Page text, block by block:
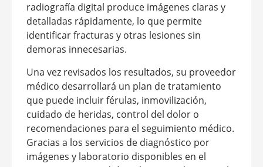
radiografía digital produce imágenes claras y
detalladas rápidamente, lo que permite
identificar fracturas y otras lesiones sin
demoras innecesarias.
Una vez revisados los resultados, su proveedor
médico desarrollará un plan de tratamiento
que puede incluir férulas, inmovilización,
cuidado de heridas, control del dolor o
recomendaciones para el seguimiento médico.
Gracias a los servicios de diagnóstico por
imágenes y laboratorio disponibles en el